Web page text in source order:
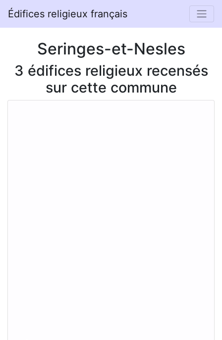
Édifices religieux français
Seringes-et-Nesles
3 édifices religieux recensés
sur cette commune